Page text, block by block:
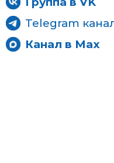
Telegram
Канал в Max